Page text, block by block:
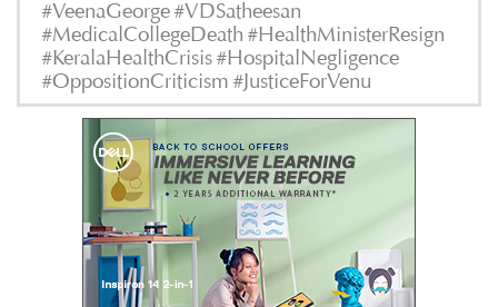
#VeenaGeorge #VDSatheesan
#MedicalCollegeDeath #HealthMinisterResign
#KeralaHealthCrisis #HospitalNegligence
#OppositionCriticism #JusticeForVenu